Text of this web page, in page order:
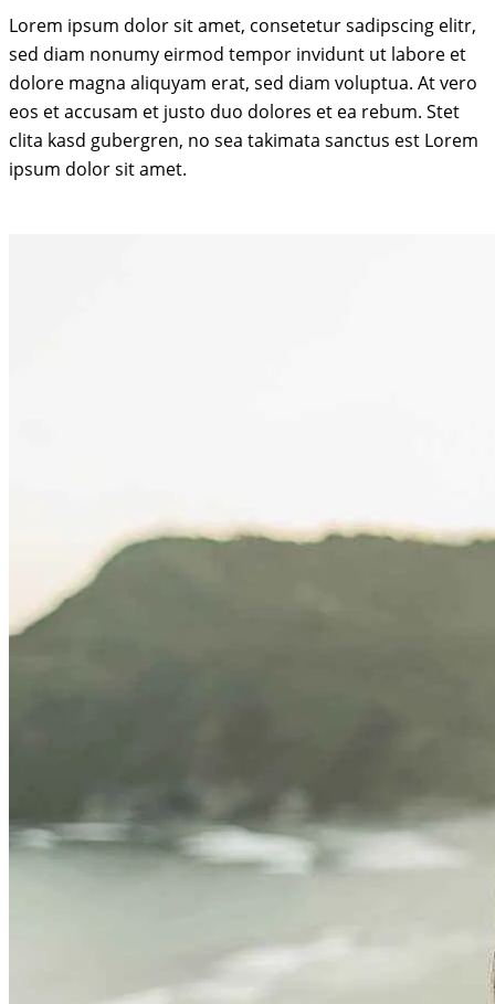
Lorem ipsum dolor sit amet, consetetur sadipscing elitr,
sed diam nonumy eirmod tempor invidunt ut labore et
dolore magna aliquyam erat, sed diam voluptua. At vero
eos et accusam et justo duo dolores et ea rebum. Stet
clita kasd gubergren, no sea takimata sanctus est Lorem
ipsum dolor sit amet.